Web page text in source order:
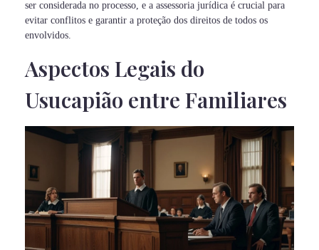
ser considerada no processo, e a assessoria jurídica é crucial para
evitar conflitos e garantir a proteção dos direitos de todos os
envolvidos.
Aspectos Legais do
Usucapião entre Familiares